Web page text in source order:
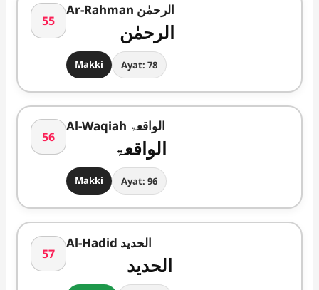
55
Ar-Rahman الرحمٰن
الرحمٰن
Makki Ayat: 78
56
Al-Waqiah الواقعۃ
الواقعۃ
Makki Ayat: 96
57
Al-Hadid الحدید
الحدید